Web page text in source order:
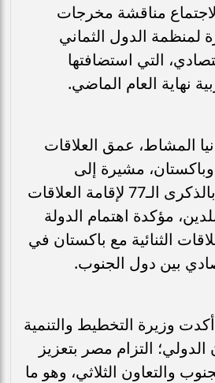
مناقشة مخرجات
لمنظمة الدول الثماني
التي استضافتها
نهاية العام الماضي.
المشاط، عمق العلاقات
مشيرة إلى
الاحتفال هذا العام بالذكرى الـ77 لإقامة العلاقات
مؤكدة اهتمام الدولة
الثنائية مع باكستان في
بين دول الجنوب.
وزيرة التخطيط والتنمية
الدولي؛ التزام مصر بتعزيز
والتعاون الثلاثي، وهو ما